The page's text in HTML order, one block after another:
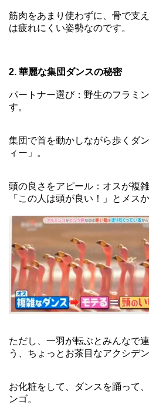
筋肉をあまり使わずに、骨で支
は疲れにくい姿勢なのです。
2. 華麗な集団ダンスの秘密
パートナー選び：野生のフラミ
す。
集団で首を動かしながら歩くダ
ィー」。
頭の良さをアピール：オスが複
「この人は頭が良い！」とメス
ただし、一羽が転ぶとみんなで
う、ちょっとお茶目なアクシデ
お化粧をして、ダンスを踊って
ンゴ。